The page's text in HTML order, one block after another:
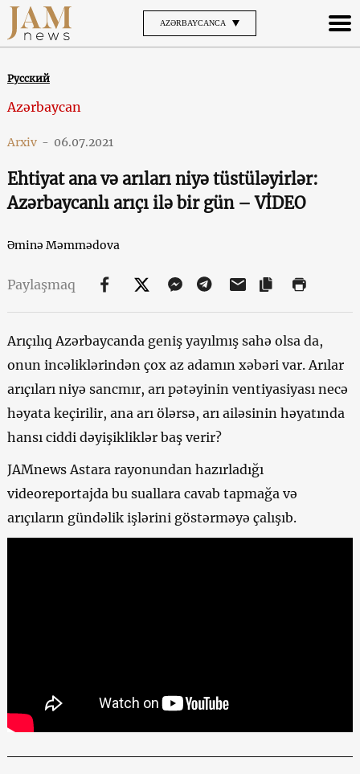
AZƏRBAYCANCA
Русский
Azərbaycan
Arxiv - 06.07.2021
Ehtiyat ana və arıları niyə tüstüləyirlər:
Azərbaycanlı arıçı ilə bir gün – VİDEO
Əminə Məmmədova
Paylaşmaq
Arıçılıq Azərbaycanda geniş yayılmış sahə olsa da,
onun incəliklərindən çox az adamın xəbəri var. Arılar
arıçıları niyə sancmır, arı pətəyinin ventiyasiyası necə
həyata keçirilir, ana arı ölərsə, arı ailəsinin həyatında
hansı ciddi dəyişikliklər baş verir?
JAMnews Astara rayonundan hazırladığı
videoreportajda bu suallara cavab tapmağa və
arıçıların gündəlik işlərini göstərməyə çalışıb.